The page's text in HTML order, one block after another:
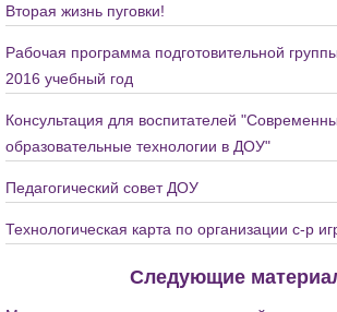
Вторая жизнь пуговки!
Рабочая программа подготовительной
2016 учебный год
Консультация для воспитателей
образовательные технологии в ДОУ"
Педагогический совет ДОУ
Технологическая карта по организации с-р
Следующие